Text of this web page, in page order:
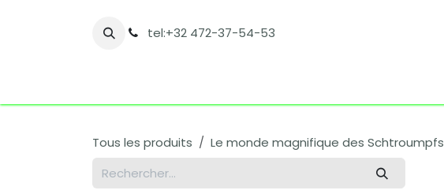
tel:+32 472-37-54-53
Tous les produits Le monde magnifique des Schtroumpfs